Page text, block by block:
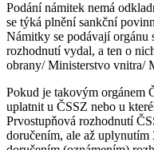
Podání námitek nemá
se týká plnění sankční
Námitky se podávají orgánu
rozhodnutí vydal, a ten o
obrany/ Ministerstvo vnitra/
Pokud je takovým orgánem
uplatnit u ČSSZ nebo u
Prvostupňová rozhodnutí
doručením, ale až